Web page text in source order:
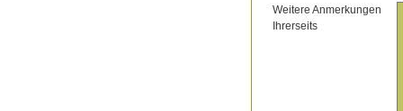
Weitere Anmerkungen
Ihrerseits